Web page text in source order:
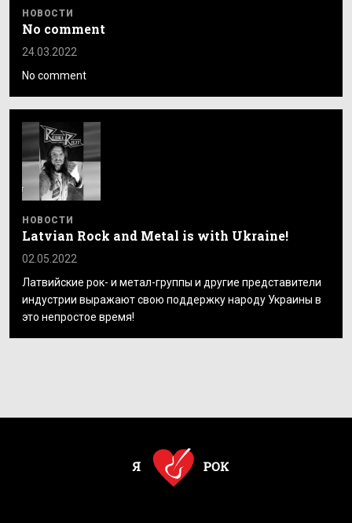
НОВОСТИ
No comment
24.03.2022
No comment
НОВОСТИ
Latvian Rock and Metal is with Ukraine!
02.05.2022
Латвийские рок- и метал-группы и другие представители
индустрии выражают свою поддержку народу Украины в
это непростое время!